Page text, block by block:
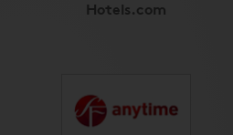
Hotels.com